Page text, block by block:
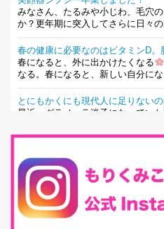
みなさん、たるみや小じわ、毛穴
か？更年期に突入してさらに日々
春の健康に必要なのはビタミンD。
春になると、外に出かけたくなる
なる。春になると、新しい自分に
とにもかくにも現代人に足りない
最近、グラノーラ迷子になってい
腸内環境を整えることは、健康維
は思っています。 ヒトの免...
iHerb特大セール終了間近！みんな
最近お風呂上がりの炭酸水をシリ